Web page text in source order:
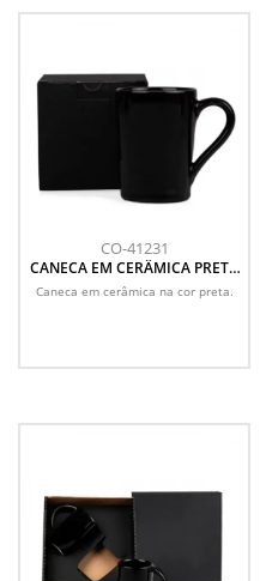
CO-41231
CANECA EM CERÂMICA PRETA
- 230ML - COM CAIXA
Caneca em cerâmica na cor preta.